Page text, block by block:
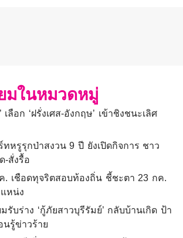
มในหมวดหมู่
เลือก ‘ฝรั่งเศส-อังกฤษ’ เข้าชิงชนะเลิศ
ทหรูรุกป่าสงวน 9 ปี ยังเปิดกิจการ ชาว
-สั่งรื้อ
. เชือดทุจริตสอบท้องถิ่น ชี้ชะตา 23 กค.
หน่ง
รับร่าง ‘กู้ภัยสาวบุรีรัมย์’ กลับบ้านเกิด ป้า
นรู้ข่าวร้าย